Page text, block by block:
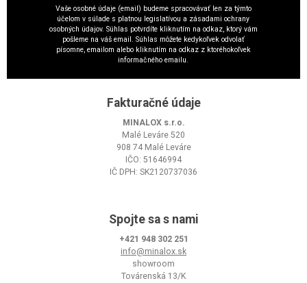
Vaše osobné údaje (email) budeme spracovávať len za týmto
účelom v súlade s platnou legislatívou a zásadami ochrany
osobných údajov. Súhlas potvrdíte kliknutím na odkaz, ktorý vám
pošleme na váš email. Súhlas môžete kedykoľvek odvolať
písomne, emailom alebo kliknutím na odkaz z ktoréhokoľvek
informačného emailu.
Fakturačné údaje
MINALOX s.r.o.
Malé Leváre 520
908 74 Malé Leváre
IČO: 51646994
IČ DPH: SK2120737036
Spojte sa s nami
+421 948 302 251
info@minalox.sk
showroom
Továrenská 13/K